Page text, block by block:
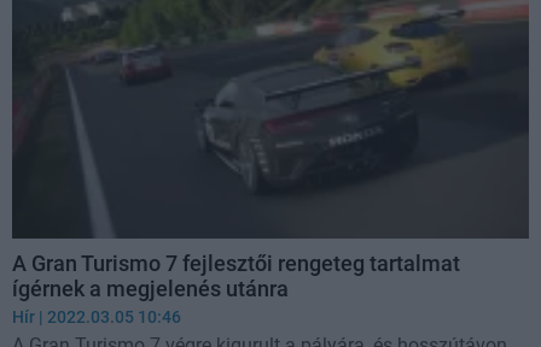
A Gran Turismo 7 fejlesztői rengeteg tartalmat
ígérnek a megjelenés utánra
Hír | 2022.03.05 10:46